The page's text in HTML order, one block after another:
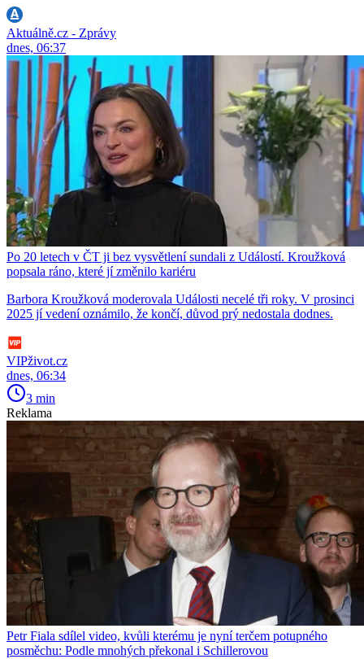
Aktuálně.cz - Zprávy
dnes, 06:37
Po 20 letech v ČT ji bez vysvětlení sundali z Událostí. Kroužková
popsala ráno, které jí změnilo kariéru
Barbora Kroužková moderovala Události necelé tři roky. V prosinci
2025 jí vedení oznámilo, že končí, důvod prý nedostala dodnes.
VIPživot.cz
dnes, 06:34
3 min
Reklama
Petr Fiala sdílel video, kvůli kterému je nyní terčem potupného
posměchu: Podle mnohých překonal i Schillerovou